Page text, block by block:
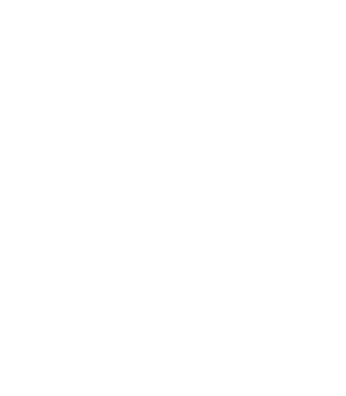
Délai de livraison (jours) à partir de la